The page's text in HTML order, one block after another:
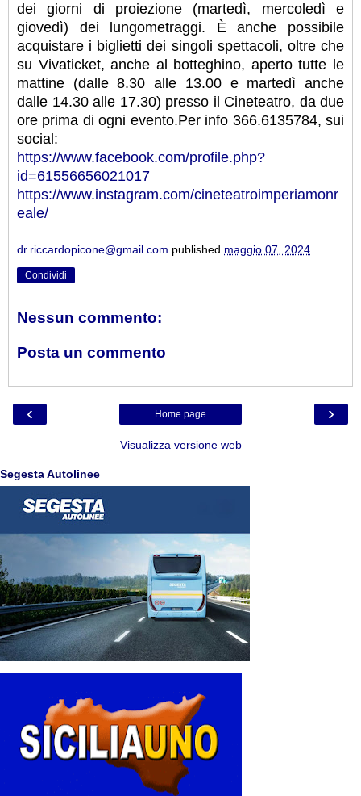
dei giorni di proiezione (martedì, mercoledì e
giovedì) dei lungometraggi. È anche possibile
acquistare i biglietti dei singoli spettacoli, oltre che
su Vivaticket, anche al botteghino, aperto tutte le
mattine (dalle 8.30 alle 13.00 e martedì anche
dalle 14.30 alle 17.30) presso il Cineteatro, da due
ore prima di ogni evento.Per info 366.6135784, sui
social:
https://www.facebook.com/profile.php?
id=61556656021017
https://www.instagram.com/cineteatroimperiamonr
eale/
dr.riccardopicone@gmail.com published maggio 07, 2024
Condividi
Nessun commento:
Posta un commento
‹ ›
Home page
Visualizza versione web
Segesta Autolinee